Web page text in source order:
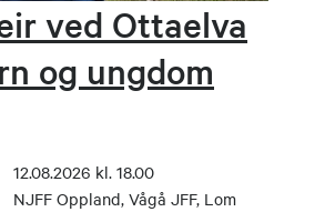
ved Ottaelva
og ungdom
12.08.2026 kl. 18.00
NJFF Oppland, Vågå JFF, Lom